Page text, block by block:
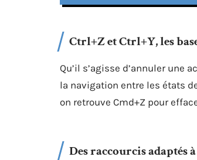
Ctrl+Z et Ctrl+Y, les
Qu’il s’agisse d’annuler une
la navigation entre les états
on retrouve Cmd+Z pour
Des raccourcis adaptés